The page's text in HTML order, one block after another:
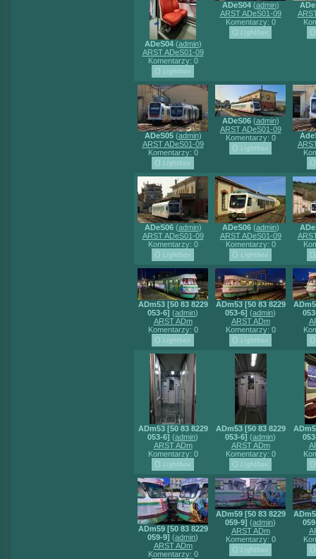
ADeS04(admin)
ARST ADeS01-09
Komentarzy: 0
ADeS04(admin)
ARST ADeS01-09
Komentarzy: 0
ADeS05(admin)
ARST ADeS01-09
Komentarzy: 0
ADeS06(admin)
ARST ADeS01-09
Komentarzy: 0
ADeS06(admin)
ARST ADeS01-09
Komentarzy: 0
ADeS06(admin)
ARST ADeS01-09
Komentarzy: 0
ADm53 [50 83 8229
053-6] (admin)
ARST ADm
Komentarzy: 0
ADm53 [50 83 8229
053-6] (admin)
ARST ADm
Komentarzy: 0
ADm53 [50 83 8229
053-6] (admin)
ARST ADm
Komentarzy: 0
ADm53 [50 83 8229
053-6] (admin)
ARST ADm
Komentarzy: 0
ADm59 [50 83 8229
059-9] (admin)
ARST ADm
Komentarzy: 0
ADm59 [50 83 8229
059-9] (admin)
ARST ADm
Komentarzy: 0